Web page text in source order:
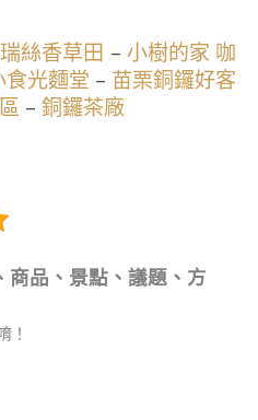
絲香草田 – 小樹的家 咖
食光麵堂 – 苗栗銅鑼好客
– 銅鑼茶廠
商品、景點、議題、方
！